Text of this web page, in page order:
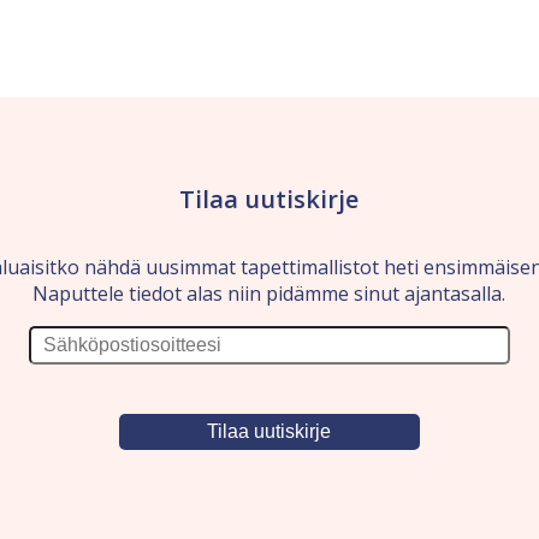
Tilaa uutiskirje
nähdä uusimmat tapettimallistot heti
Naputtele tiedot alas niin pidämme sinut ajantasalla.